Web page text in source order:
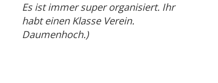
Es ist immer super organisiert. Ihr
habt einen Klasse Verein.
Daumenhoch.)